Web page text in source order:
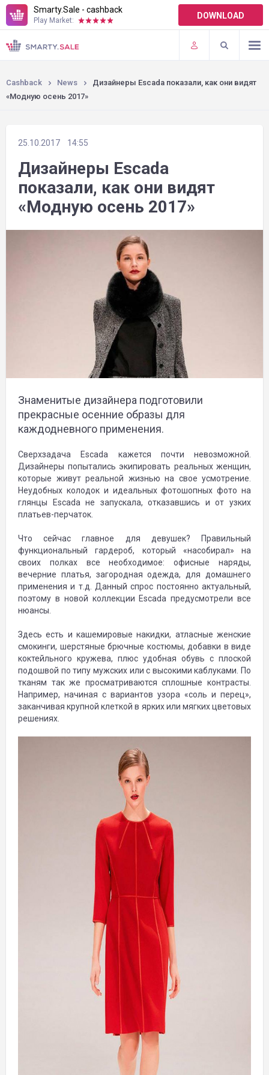
Smarty.Sale - cashback
Play Market: DOWNLOAD
TERMS OF USE
PLUGINS
Cashback News
Дизайнеры Еscada показали, как они видят
«Модную осень 2017»
25.10.2017 14:55
Дизайнеры Еscada
показали, как они видят
«Модную осень 2017»
Знаменитые дизайнера подготовили
прекрасные осенние образы для
каждодневного применения.
Сверхзадача Escada кажется почти невозможной.
Дизайнеры попытались экипировать реальных женщин,
которые живут реальной жизнью на свое усмотрение.
Неудобных колодок и идеальных фотошопных фото на
глянцы Еscada не запускала, отказавшись и от узких
платьев-перчаток.
Что сейчас главное для девушек? Правильный
функциональный гардероб, который «насобирал» на
своих полках все необходимое: офисные наряды,
вечерние платья, загородная одежда, для домашнего
применения и т.д. Данный спрос постоянно актуальный,
поэтому в новой коллекции Escada предусмотрели все
нюансы.
Здесь есть и кашемировые накидки, атласные женские
смокинги, шерстяные брючные костюмы, добавки в виде
коктейльного кружева, плюс удобная обувь с плоской
подошвой по типу мужских или с высокими каблуками. По
тканям так же просматриваются сплошные контрасты.
Например, начиная с вариантов узора «соль и перец»,
заканчивая крупной клеткой в ярких или мягких цветовых
решениях.